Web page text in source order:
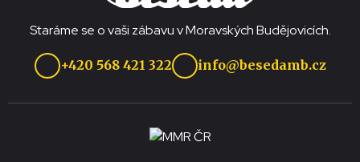
Staráme se o vaši zábavu v Moravských Budějovicích.
+420 568 421 322 info@besedamb.cz